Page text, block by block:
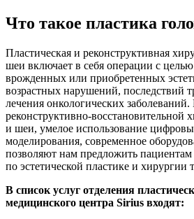
Что такое пластика
Пластическая и реконструктивная
шеи включает в себя операции с
врожденных или приобретенных
возрастных нарушений, последствий
лечения онкологических
реконструктивно-восстановительной
и шеи, умелое использование
моделирования, современное
позволяют нам предложить
по эстетической пластике и
В список услуг отделения
медицинского центра Sirius входят: